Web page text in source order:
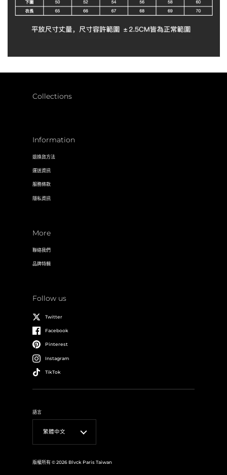
Collections
Information
退換貨方法
運送資訊
服務條款
隱私資訊
More
聯絡我們
品牌特輯
Follow us
Twitter
Facebook
Pinterest
Instagram
TikTok
語言
繁體中文
版權所有 © 2026 Blvck Paris Taiwan